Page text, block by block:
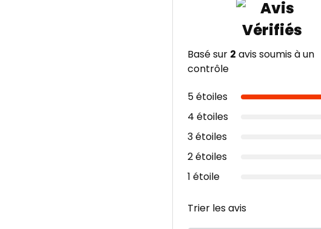
Basé sur 2 avis soumis à un
contrôle
5 étoiles
4 étoiles
3 étoiles
2 étoiles
1 étoile
Trier les avis